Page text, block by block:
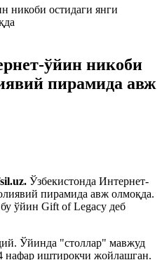
ўйин никоби
пирамида авж
Ўзбекистонда Интернет-
пирамида авж олмоқда.
ўйин Gift of Legacy деб
Ўйинда "столлар" мавжуд
нафар иштирокчи жойлашган.